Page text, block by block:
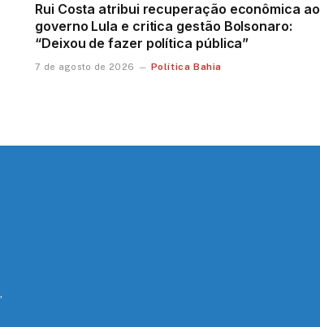
Rui Costa atribui recuperação econômica ao
governo Lula e critica gestão Bolsonaro:
“Deixou de fazer política pública”
7 de agosto de 2026 Política Bahia